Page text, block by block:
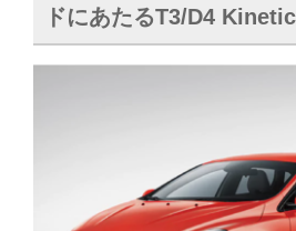
ドにあたるT3/D4 Kinetic